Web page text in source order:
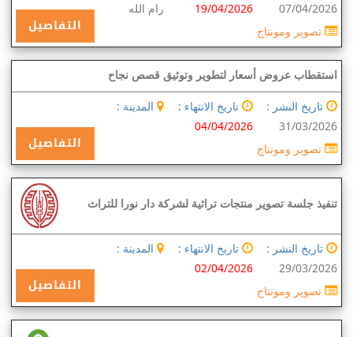
07/04/2026
19/04/2026
رام الله
التفاصيل تصوير ومونتاج
استقطاب عروض أسعار لتطوير وتوثيق قصص نجاح
تاريخ النشر :
31/03/2026
تاريخ الانتهاء :
04/04/2026
المدينة :
التفاصيل تصوير ومونتاج
تنفيذ جلسة تصوير منتجات تراثية لشركة دار نورا للتراث
تاريخ النشر :
29/03/2026
تاريخ الانتهاء :
02/04/2026
المدينة :
التفاصيل تصوير ومونتاج